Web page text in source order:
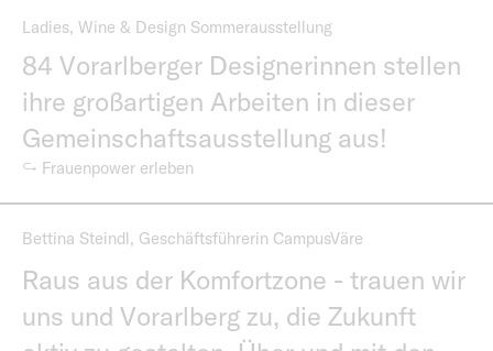
Ladies, Wine & Design Sommerausstellung
84 Vorarlberger Designerinnen stellen
ihre großartigen Arbeiten in dieser
Gemeinschaftsausstellung aus!
↪ Frauenpower erleben
Bettina Steindl, Geschäftsführerin CampusVäre
Raus aus der Komfortzone - trauen wir
uns und Vorarlberg zu, die Zukunft